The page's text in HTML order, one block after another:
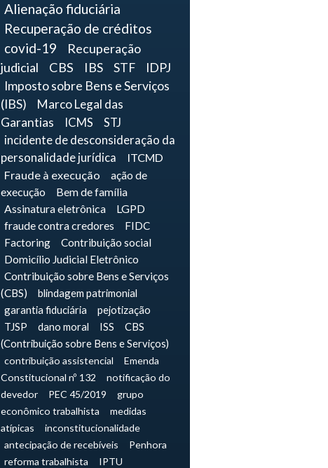
Alienação fiduciária
Recuperação de créditos
covid-19
Recuperação
judicial
CBS IBS STF
IDPJ
Imposto sobre Bens e Serviços
(IBS)
Marco Legal das
Garantias
ICMS
STJ
incidente de desconsideração da
personalidade jurídica
ITCMD
Fraude à execução
ação de
execução
Bem de família
Assinatura eletrônica
LGPD
fraude contra credores
FIDC
Factoring
Contribuição social
Domicílio Judicial Eletrônico
Contribuição sobre Bens e Serviços
(CBS)
blindagem patrimonial
garantia fiduciária
pejotização
TJSP
dano moral ISS
CBS
(Contribuição sobre Bens e Serviços)
contribuição assistencial
Emenda
Constitucional nº 132
notificação do
devedor
PEC 45/2019
grupo
econômico trabalhista
medidas
atípicas
inconstitucionalidade
antecipação de recebíveis
Penhora
reforma trabalhista
IPTU